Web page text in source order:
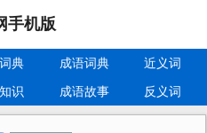
手机版
典 成语词典
近义词
识 成语故事 反义词